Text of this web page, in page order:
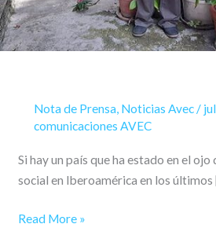
Nota de Prensa, Noticias Avec /
comunicaciones AVEC
Si hay un país que ha estado en el
social en Iberoamérica en los
que
solo
resolver
individuales
y
el
Read More »